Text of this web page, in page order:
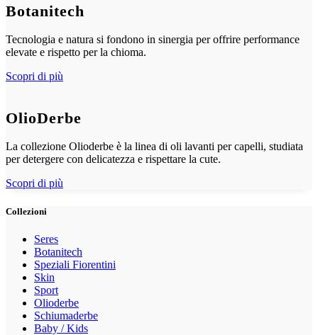
Botanitech
Tecnologia e natura si fondono in sinergia per offrire performance
elevate e rispetto per la chioma.
Scopri di più
OlioDerbe
La collezione Olioderbe è la linea di oli lavanti per capelli, studiata
per detergere con delicatezza e rispettare la cute.
Scopri di più
Collezioni
Seres
Botanitech
Speziali Fiorentini
Skin
Sport
Olioderbe
Schiumaderbe
Baby / Kids